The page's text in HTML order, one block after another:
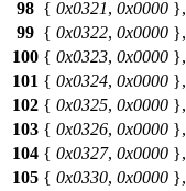
98 { 0x0321, 0x0000 },
99 { 0x0322, 0x0000 },
100 { 0x0323, 0x0000 },
101 { 0x0324, 0x0000 },
102 { 0x0325, 0x0000 },
103 { 0x0326, 0x0000 },
104 { 0x0327, 0x0000 },
105 { 0x0330, 0x0000 },